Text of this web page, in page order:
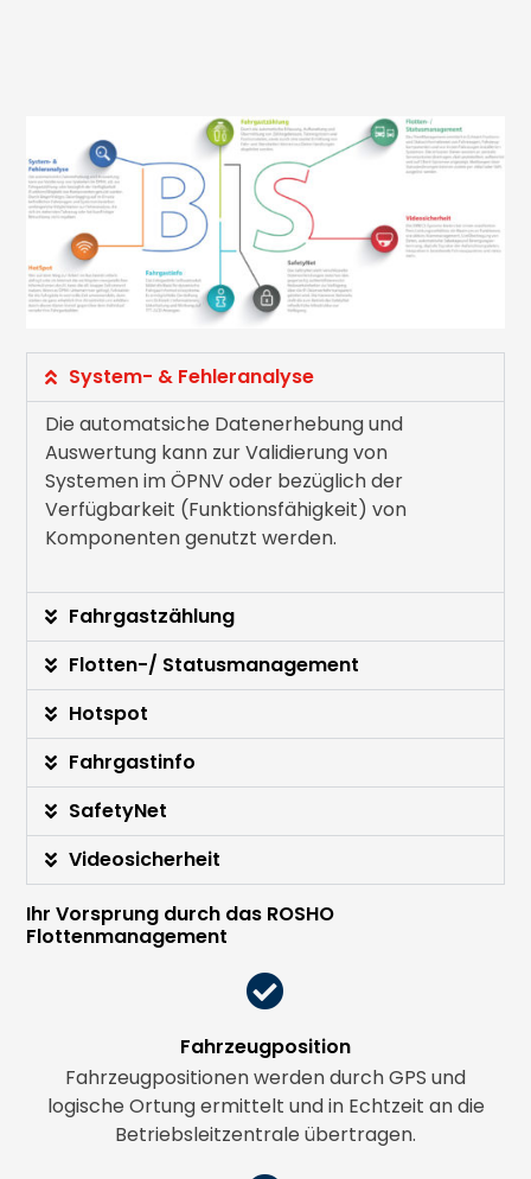
System- & Fehleranalyse
Die automatsiche Datenerhebung und
Auswertung kann zur Validierung von
Systemen im ÖPNV oder bezüglich der
Verfügbarkeit (Funktionsfähigkeit) von
Komponenten genutzt werden.
Fahrgastzählung
Flotten-/ Statusmanagement
Hotspot
Fahrgastinfo
SafetyNet
Videosicherheit
Ihr Vorsprung durch das ROSHO
Flottenmanagement
Fahrzeugposition
Fahrzeugpositionen werden durch GPS und
logische Ortung ermittelt und in Echtzeit an die
Betriebsleitzentrale übertragen.